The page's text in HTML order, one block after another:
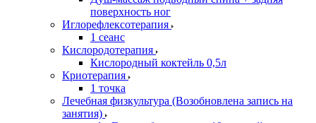
поверхность ног
Иглорефлексотерапия
1 сеанс
Кислородотерапия
Кислородный коктейль 0,5л
Криотерапия
1 точка
Лечебная физкультура (Возобновлена запись на
занятия)